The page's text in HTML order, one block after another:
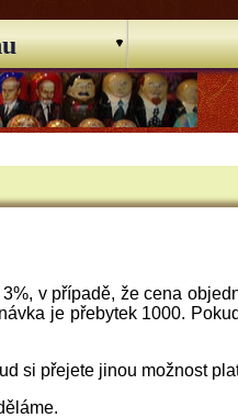
v případě, že cena
je přebytek 1000.
si přejete jinou možnost